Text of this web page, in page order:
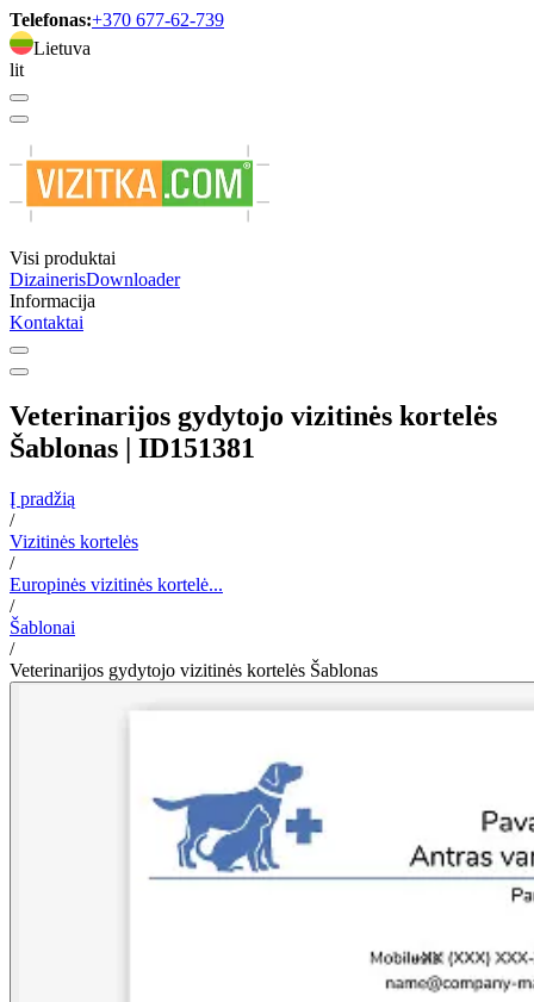
Telefonas:+370 677-62-739
Lietuva
lit
Visi produktai
DizainerisDownloader
Informacija
Kontaktai
Veterinarijos gydytojo vizitinės kortelės
Šablonas | ID151381
Į pradžią
/
Vizitinės kortelės
/
Europinės vizitinės kortelė...
/
Šablonai
/
Veterinarijos gydytojo vizitinės kortelės Šablonas